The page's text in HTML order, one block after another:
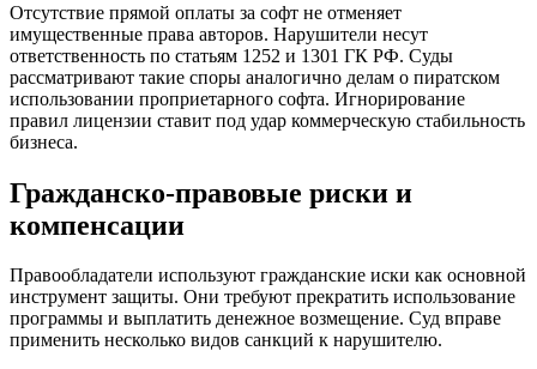
Отсутствие прямой оплаты за софт не отменяет
имущественные права авторов. Нарушители несут
ответственность по статьям 1252 и 1301 ГК РФ. Суды
рассматривают такие споры аналогично делам о пиратском
использовании проприетарного софта. Игнорирование
правил лицензии ставит под удар коммерческую стабильность
бизнеса.
Гражданско-правовые риски и
компенсации
Правообладатели используют гражданские иски как основной
инструмент защиты. Они требуют прекратить использование
программы и выплатить денежное возмещение. Суд вправе
применить несколько видов санкций к нарушителю.